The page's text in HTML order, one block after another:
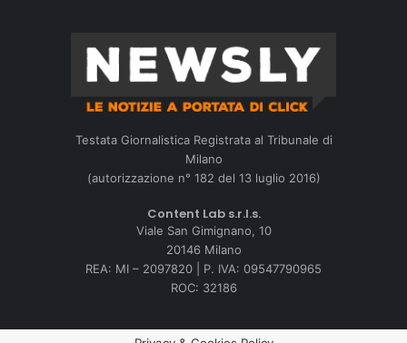
Testata Giornalistica Registrata al Tribunale di
Milano
(autorizzazione n° 182 del 13 luglio 2016)
Content Lab s.r.l.s.
Viale San Gimignano, 10
20146 Milano
REA: MI – 2097820 | P. IVA: 09547790965
ROC: 32186